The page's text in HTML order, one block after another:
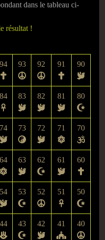
dans le tableau ci-
résultat !
94 93 92 91 90
84 83 82 81 80
74 73 72 71 70
64 63 62 61 60
54 53 52 51 50
44 43 42 41 40